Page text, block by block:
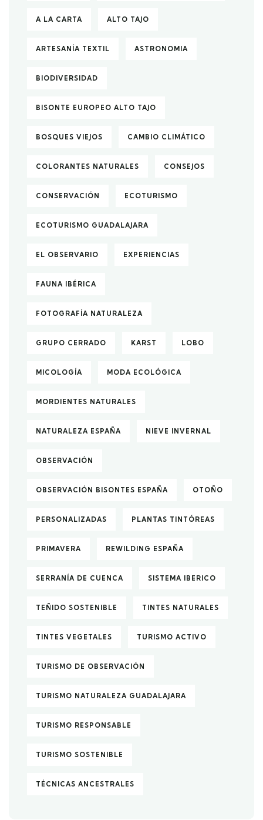
A LA CARTA ALTO TAJO
ARTESANÍA TEXTIL ASTRONOMIA
BIODIVERSIDAD
BISONTE EUROPEO ALTO TAJO
BOSQUES VIEJOS CAMBIO CLIMÁTICO
COLORANTES NATURALES CONSEJOS
CONSERVACIÓN ECOTURISMO
ECOTURISMO GUADALAJARA
EL OBSERVARIO EXPERIENCIAS
FAUNA IBÉRICA
FOTOGRAFÍA NATURALEZA
GRUPO CERRADO KARST LOBO
MICOLOGÍA MODA ECOLÓGICA
MORDIENTES NATURALES
NATURALEZA ESPAÑA NIEVE INVERNAL
OBSERVACIÓN
OBSERVACIÓN BISONTES ESPAÑA OTOÑO
PERSONALIZADAS PLANTAS TINTÓREAS
PRIMAVERA REWILDING ESPAÑA
SERRANÍA DE CUENCA SISTEMA IBERICO
TEÑIDO SOSTENIBLE TINTES NATURALES
TINTES VEGETALES TURISMO ACTIVO
TURISMO DE OBSERVACIÓN
TURISMO NATURALEZA GUADALAJARA
TURISMO RESPONSABLE
TURISMO SOSTENIBLE
TÉCNICAS ANCESTRALES